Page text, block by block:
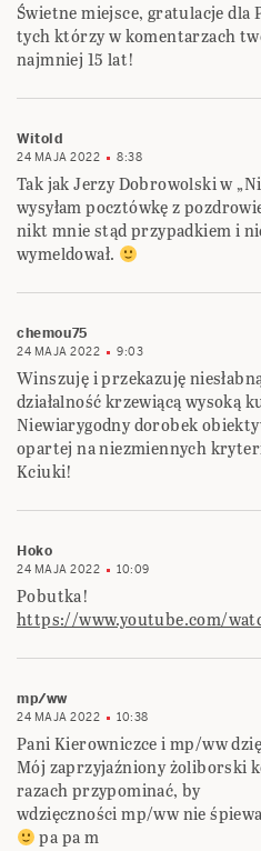
Świetne miejsce, gratulacje dla
tych którzy w komentarzach
najmniej 15 lat!
Witold
24 MAJA 2022 8:38
Tak jak Jerzy Dobrowolski w
wysyłam pocztówkę z
nikt mnie stąd przypadkiem i
wymeldował.
chemou75
24 MAJA 2022 9:03
Winszuję i przekazuję
działalność krzewiącą wysoką
Niewiarygodny dorobek
opartej na niezmiennych
Kciuki!
Hoko
24 MAJA 2022 10:09
Pobutka!
https://www.youtube.com/
mp/ww
24 MAJA 2022 10:38
Pani Kierowniczce i mp/ww
Mój zaprzyjaźniony żoliborski
razach przypominać, by
wdzięczności mp/ww nie
pa pa m